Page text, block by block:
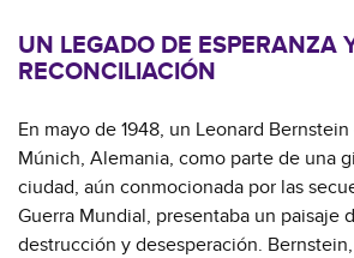
UN LEGADO DE ESPERANZA
RECONCILIACIÓN
En mayo de 1948, un Leonard
Múnich, Alemania, como parte de una
ciudad, aún conmocionada por las
Guerra Mundial, presentaba un paisaje
destrucción y desesperación.